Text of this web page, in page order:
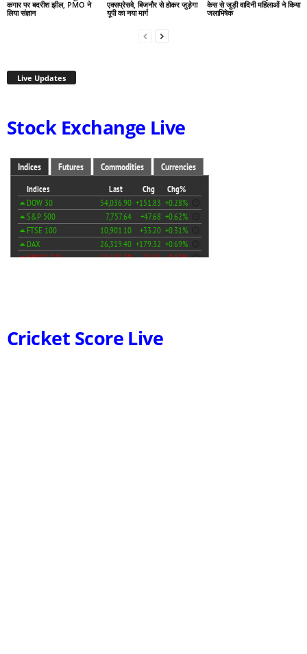
कगार पर बदरीश झील, PMO ने
लिया संज्ञान
एक्सप्रेसवे, बिजनौर से होकर जुड़ेगा
यूपी का नया मार्ग
केस से जुड़ी वादिनी महिलाओं ने किया
जलाभिषेक
Live Updates
Stock Exchange Live
Cricket Score Live